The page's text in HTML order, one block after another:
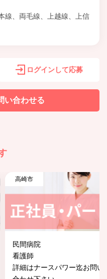
線、両毛線、上越線、上信
ログインして応募
い合わせる
高崎市
民間病院
看護師
詳細はナースパワー迄お問い